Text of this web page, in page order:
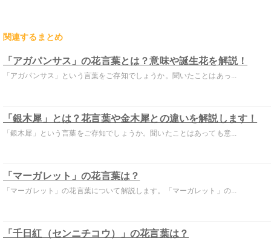
関連するまとめ
「アガパンサス」の花言葉とは？意味や誕生花を解説！
「アガパンサス」という言葉をご存知でしょうか。聞いたことはあっ...
「銀木犀」とは？花言葉や金木犀との違いを解説します！
「銀木犀」という言葉をご存知でしょうか。聞いたことはあっても意...
「マーガレット」の花言葉は？
「マーガレット」の花言葉について解説します。「マーガレット」の...
「千日紅（センニチコウ）」の花言葉は？